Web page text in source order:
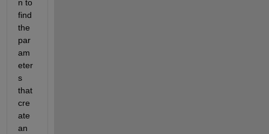
n to
find
the
par
am
eter
s
that
cre
ate
an